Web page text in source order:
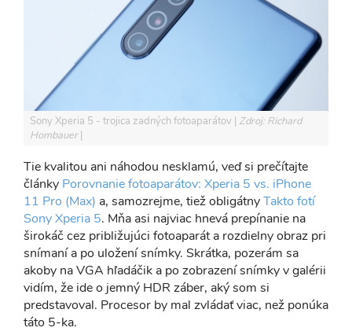
Sony Xperia 5 - trojica zadných fotoaparátov Zdroj: Richard
Hombauer
Tie kvalitou ani náhodou nesklamú, veď si prečítajte
články Porovnanie fotoaparátov: Xperia 5 vs. iPhone
11 Pro (Max) a, samozrejme, tiež obligátnyTakto fotí
Sony Xperia 5. Mňa asi najviac hnevá prepínanie na
širokáč cez približujúci fotoaparát a rozdielny obraz pri
snímaní a po uložení snímky. Skrátka, pozerám sa
akoby na VGA hľadáčik a po zobrazení snímky v galérii
vidím, že ide o jemný HDR záber, aký som si
predstavoval. Procesor by mal zvládať viac, než ponúka
táto 5-ka.